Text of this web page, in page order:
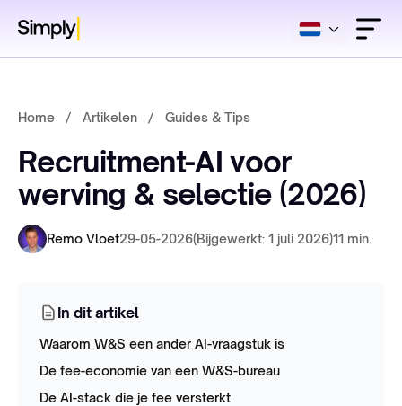
Home / Artikelen / Guides & Tips
Recruitment-AI voor
werving & selectie (2026)
Remo Vloet29-05-2026(Bijgewerkt: 1 juli 2026)11 min.
In dit artikel
Waarom W&S een ander AI-vraagstuk is
De fee-economie van een W&S-bureau
De AI-stack die je fee versterkt